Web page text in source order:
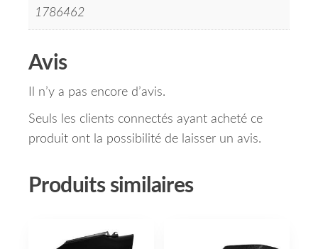
1786462
Avis
Il n’y a pas encore d’avis.
Seuls les clients connectés ayant acheté ce
produit ont la possibilité de laisser un avis.
Produits similaires